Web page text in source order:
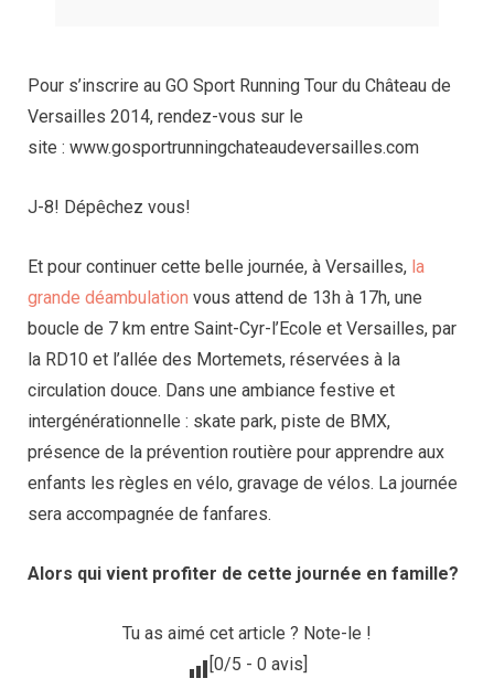
Pour s’inscrire au GO Sport Running Tour du Château de
Versailles 2014, rendez-vous sur le
site : www.gosportrunningchateaudeversailles.com
J-8! Dépêchez vous!
Et pour continuer cette belle journée, à Versailles, la
grande déambulation vous attend de 13h à 17h, une
boucle de 7 km entre Saint-Cyr-l’Ecole et Versailles, par
la RD10 et l’allée des Mortemets, réservées à la
circulation douce. Dans une ambiance festive et
intergénérationnelle : skate park, piste de BMX,
présence de la prévention routière pour apprendre aux
enfants les règles en vélo, gravage de vélos. La journée
sera accompagnée de fanfares.
Alors qui vient profiter de cette journée en famille?
Tu as aimé cet article ? Note-le !
[0/5 - 0avis]